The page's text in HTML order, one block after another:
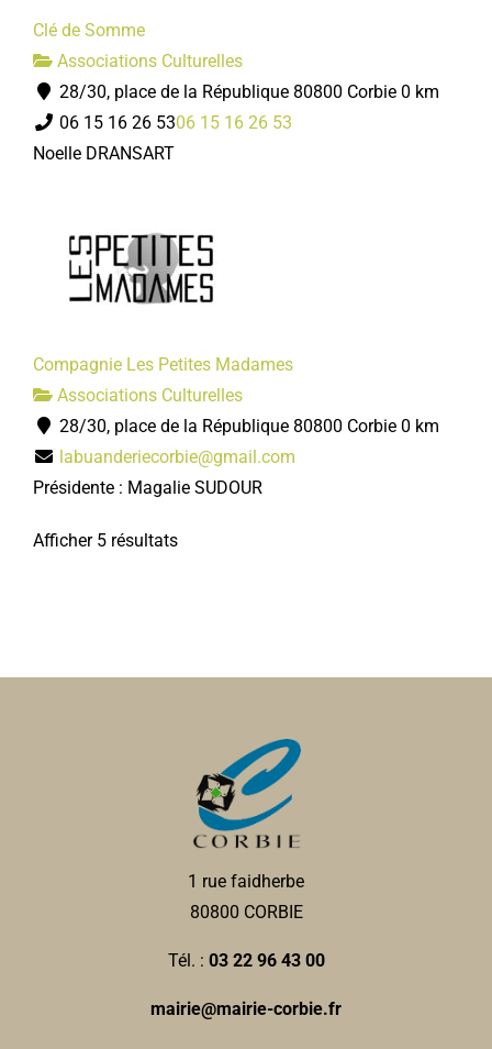
Clé de Somme
Associations Culturelles
28/30, place de la République 80800 Corbie 0 km
06 15 16 26 5306 15 16 26 53
Noelle DRANSART
Compagnie Les Petites Madames
Associations Culturelles
28/30, place de la République 80800 Corbie 0 km
labuanderiecorbie@gmail.com
Présidente : Magalie SUDOUR
Afficher 5 résultats
1 rue faidherbe
80800 CORBIE
Tél. : 03 22 96 43 00
mairie@mairie-corbie.fr